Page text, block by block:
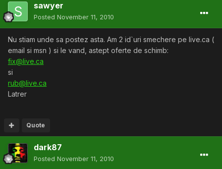
sawyer
Posted November 11, 2010
Nu stiam unde sa postez asta. Am 2 id`uri smechere pe live.ca (
email si msn ) si le vand, astept oferte de schimb:
fix@live.ca
si
rub@live.ca
Latrer
Quote
dark87
Posted November 11, 2010